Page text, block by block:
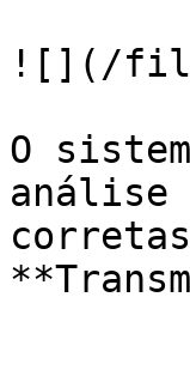
![](/
O
análise